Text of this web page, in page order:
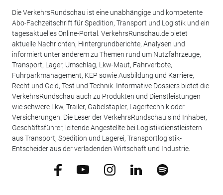
Die VerkehrsRundschau ist eine unabhängige und kompetente
Abo-Fachzeitschrift für Spedition, Transport und Logistik und ein
tagesaktuelles Online-Portal. VerkehrsRunschau.de bietet
aktuelle Nachrichten, Hintergrundberichte, Analysen und
informiert unter anderem zu Themen rund um Nutzfahrzeuge,
Transport, Lager, Umschlag, Lkw-Maut, Fahrverbote,
Fuhrparkmanagement, KEP sowie Ausbildung und Karriere,
Recht und Geld, Test und Technik. Informative Dossiers bietet die
VerkehrsRundschau auch zu Produkten und Dienstleistungen
wie schwere Lkw, Trailer, Gabelstapler, Lagertechnik oder
Versicherungen. Die Leser der VerkehrsRundschau sind Inhaber,
Geschäftsführer, leitende Angestellte bei Logistikdienstleistern
aus Transport, Spedition und Lagerei, Transportlogistik-
Entscheider aus der verladenden Wirtschaft und Industrie.